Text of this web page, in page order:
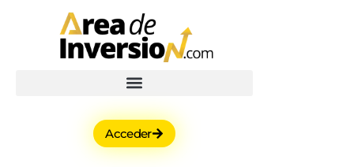
Acceder